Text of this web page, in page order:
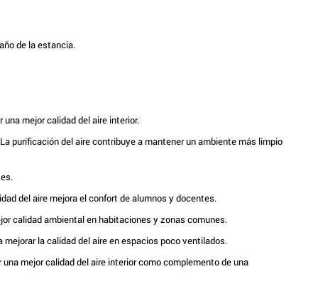
de la estancia.
mejor calidad del aire interior.
purificación del aire contribuye a mantener un ambiente más limpio
del aire mejora el confort de alumnos y docentes.
calidad ambiental en habitaciones y zonas comunes.
la calidad del aire en espacios poco ventilados.
mejor calidad del aire interior como complemento de una